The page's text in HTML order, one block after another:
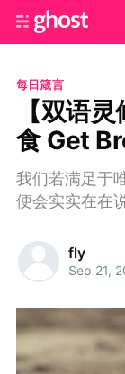
每日箴言
【双语
食 Get
我们若满足于
便会实实在在
fly
Sep 21,